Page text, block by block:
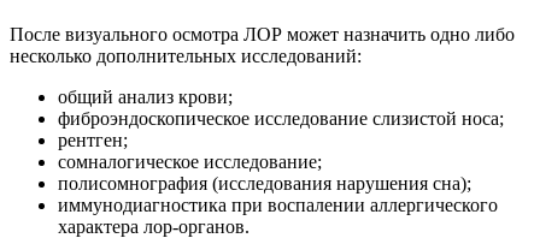
После визуального осмотра ЛОР может назначить одно либо
несколько дополнительных исследований:
общий анализ крови;
фиброэндоскопическое исследование слизистой носа;
рентген;
сомналогическое исследование;
полисомнография (исследования нарушения сна);
иммунодиагностика при воспалении аллергического
характера лор-органов.